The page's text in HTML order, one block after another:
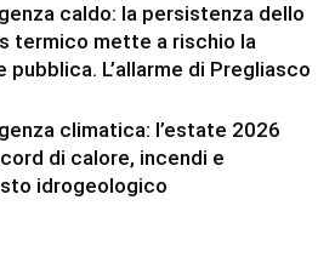
caldo: la persistenza dello
termico mette a rischio la
pubblica. L’allarme di Pregliasco
climatica: l’estate 2026
di calore, incendi e
idrogeologico